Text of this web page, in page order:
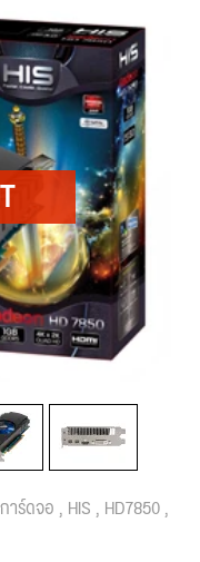
การ์ดจอ HIS HD7850